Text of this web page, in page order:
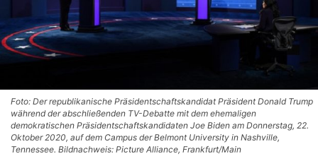
Foto: Der republikanische Präsidentschaftskandidat Präsident Donald Trump
während der abschließenden TV-Debatte mit dem ehemaligen
demokratischen Präsidentschaftskandidaten Joe Biden am Donnerstag, 22.
Oktober 2020, auf dem Campus der Belmont University in Nashville,
Tennessee. Bildnachweis: Picture Alliance, Frankfurt/Main